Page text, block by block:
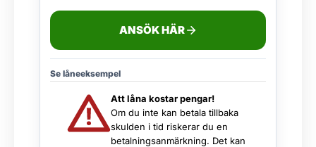
ANSÖK HÄR
Se låneeksempel
Att låna kostar pengar!
Om du inte kan betala tillbaka
skulden i tid riskerar du en
betalningsanmärkning. Det kan